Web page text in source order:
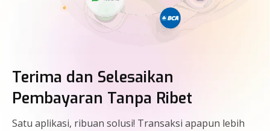
Terima dan Selesaikan
Pembayaran Tanpa Ribet
Satu aplikasi, ribuan solusi! Transaksi apapun lebih